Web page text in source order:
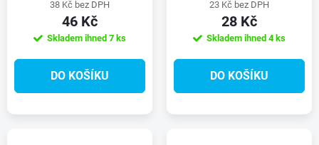
38 Kč bez DPH
46 Kč
Skladem ihned 7 ks
DO KOŠÍKU
23 Kč bez DPH
28 Kč
Skladem ihned 4 ks
DO KOŠÍKU